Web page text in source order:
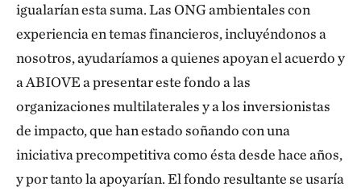
igualarían esta suma. Las ONG ambientales con
experiencia en temas financieros, incluyéndonos a
nosotros, ayudaríamos a quienes apoyan el acuerdo y
a ABIOVE a presentar este fondo a las
organizaciones multilaterales y a los inversionistas
de impacto, que han estado soñando con una
iniciativa precompetitiva como ésta desde hace años,
y por tanto la apoyarían. El fondo resultante se usaría